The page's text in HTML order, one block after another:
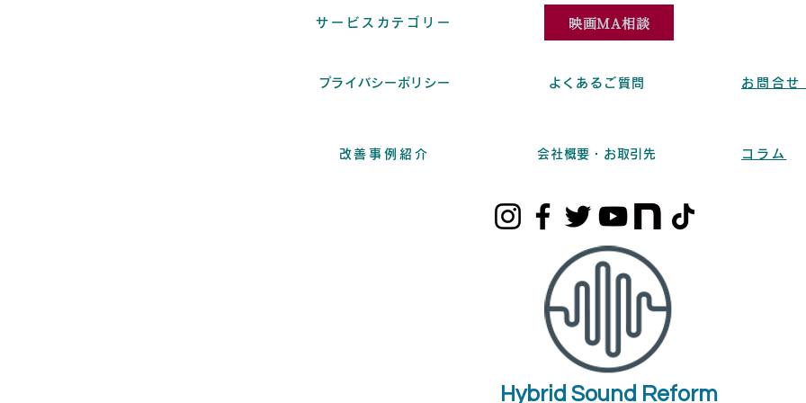
サービスカテゴリー
プライバシーポリシー
改善事例紹介
映画MA相談
よくあるご質問
会社概要・お取引先
お問合
コラム
Hybrid Sound Reform